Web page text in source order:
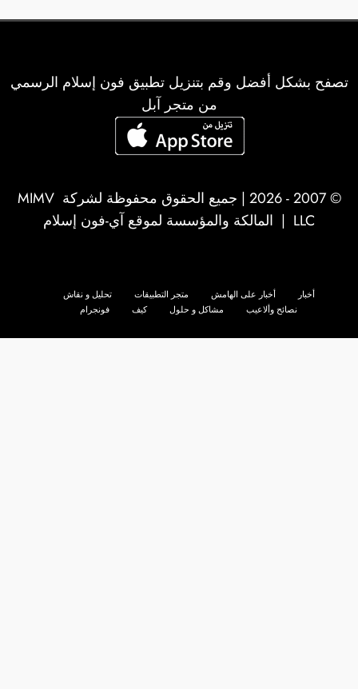
تصفح بشكل أفضل وقم بتنزيل تطبيق فون إسلام الرسمي
من متجر آبل
© 2007 - 2026 | جميع الحقوق محفوظة لشركة
MIMV
LLC | المالكة والمؤسسة لموقع آي-فون إسلام
أخبار أخبار على الهامش متجر التطبيقات
تحليل و نقاش
نصائح وألاعيب
مشاكل و حلول كيف فونجرام